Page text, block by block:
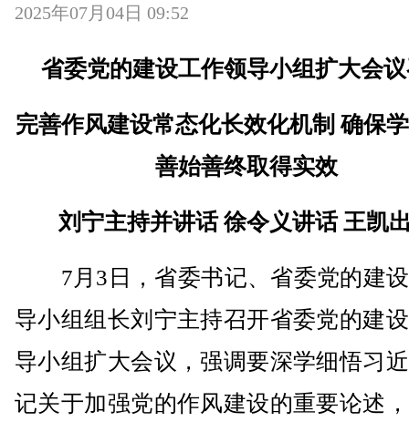
2025年07月04日 09:52
省委党的建设工作领导小组扩大会
完善作风建设常态化长效化机制 确保
善始善终取得实效
刘宁主持并讲话 徐令义讲话 王凯
7月3日，省委书记、省委党的建
导小组组长刘宁主持召开省委党的建
导小组扩大会议，强调要深学细悟习
记关于加强党的作风建设的重要论述